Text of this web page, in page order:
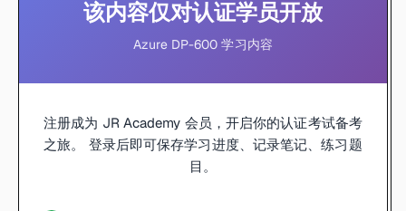
该内容仅对认证学员开放
Azure DP-600 学习内容
注册成为 JR Academy 会员，开启你的认证考试备考
之旅。 登录后即可保存学习进度、记录笔记、练习题
目。